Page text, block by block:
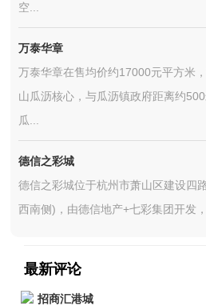
空...
万泰华章
万泰华章在售均价约17000元平方米
山瓜沥核心，与瓜沥镇政府距离约
瓜...
德信之彩城
德信之彩城位于杭州市萧山区建设四
西南侧)，由德信地产+七彩集团开发
最新评论
招商汇港城